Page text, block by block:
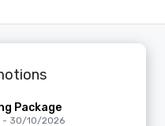
Package
- 30/10/2026